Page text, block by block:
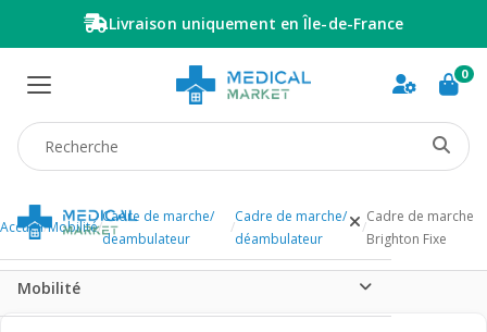
Livraison uniquement en Île-de-France
Recherche produit
0
Mobilité
Accueil/Mobilité/
Cadre de marche/
deambulateur
/
Cadre de marche/
déambulateur
/
Cadre de marche
Brighton Fixe